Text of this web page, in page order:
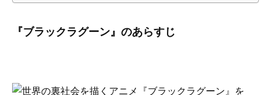
『ブラックラグーン』のあらすじ